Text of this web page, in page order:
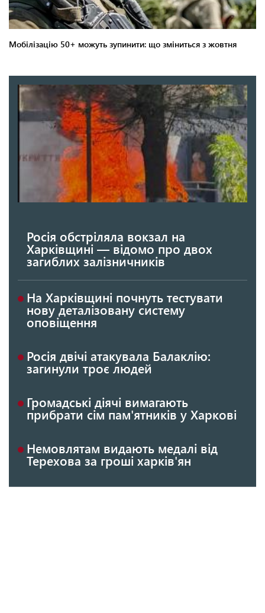
Росія обстріляла вокзал на
Харківщині — відомо про двох
загиблих залізничників
На Харківщині почнуть тестувати
нову деталізовану систему
оповіщення
Росія двічі атакувала Балаклію:
загинули троє людей
Громадські діячі вимагають
прибрати сім пам'ятників у Харкові
Немовлятам видають медалі від
Терехова за гроші харків'ян